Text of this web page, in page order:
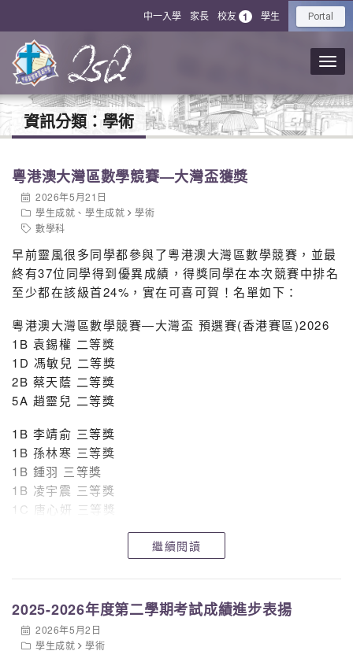
中一入學 家長 校友 1 學生 Portal
資訊分類： 學術
粵港澳大灣區數學競賽—大灣盃獲獎
2026年5月21日
學生成就 、學生成就
學術
數學科
早前靈風很多同學都參與了粵港澳大灣區數學競賽，並最
終有37位同學得到優異成績，得獎同學在本次競賽中排名
至少都在該級首24%，實在可喜可賀！名單如下：
粵港澳大灣區數學競賽—大灣盃 預選賽(香港賽區)2026
1B 袁錫權 二等獎
1D 馮敏兒 二等獎
2B 蔡天蔭 二等獎
5A 趙靈兒 二等獎
1B 李靖俞 三等獎
1B 孫林寒 三等獎
1B 鍾羽 三等獎
1B 凌宇震 三等獎
1C 唐心妍 三等獎
2B 譚安晴 三等獎
2B 劉子釺 三等獎
2B 邱鉦皓 三等獎
3D 陳梓稀 三等獎
繼續閱讀
2025-2026年度第二學期考試成績進步表揚
2026年5月2日
學生成就
學術